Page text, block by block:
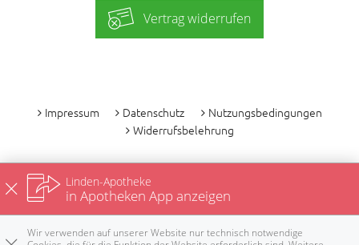
Vertrag widerrufen
Impressum Datenschutz
Nutzungsbedingungen
Widerrufsbelehrung
Linden-Apotheke
in Apotheken App anzeigen
Wir verwenden auf unserer Website nur technisch notwendige